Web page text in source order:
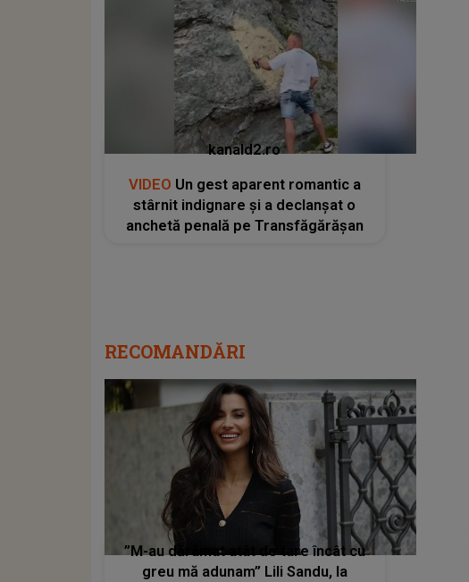
kanald2.ro
VIDEO Un gest aparent romantic a
stârnit indignare și a declanșat o
anchetă penală pe Transfăgărășan
RECOMANDĂRI
”M-au dărâmat atât de tare încât cu
greu mă adunam” Lili Sandu, la